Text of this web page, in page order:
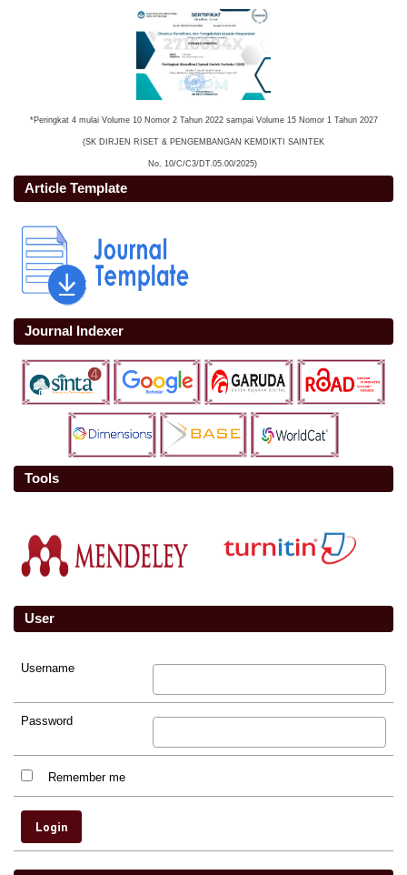
*Peringkat 4 mulai Volume 10 Nomor 2 Tahun 2022 sampai Volume 15 Nomor 1 Tahun 2027
(SK DIRJEN RISET & PENGEMBANGAN KEMDIKTI SAINTEK
No. 10/C/C3/DT.05.00/2025)
Article Template
Journal Indexer
Tools
User
Username
Password
Remember me